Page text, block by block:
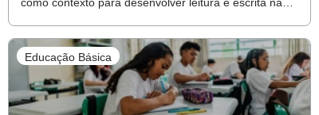
Educação Básica